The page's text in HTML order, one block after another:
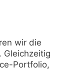
wir die
Gleichzeitig
Portfolio,